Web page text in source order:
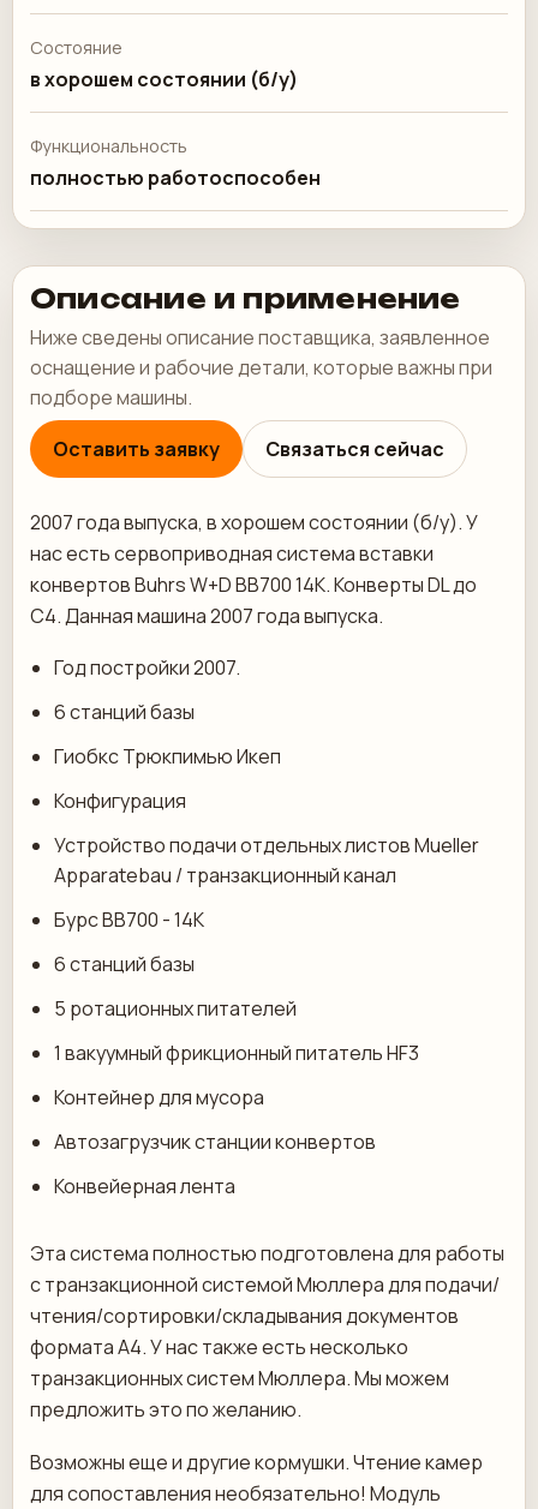
Состояние
в хорошем состоянии (б/у)
Функциональность
полностью работоспособен
Описание и применение
Ниже сведены описание поставщика, заявленное
оснащение и рабочие детали, которые важны при
подборе машины.
Оставить заявку
Связаться сейчас
2007 года выпуска, в хорошем состоянии (б/у). У
нас есть сервоприводная система вставки
конвертов Buhrs W+D BB700 14K. Конверты DL до
C4. Данная машина 2007 года выпуска.
Год постройки 2007.
6 станций базы
Гиобкс Трюкпимью Икеп
Конфигурация
Устройство подачи отдельных листов Mueller
Apparatebau / транзакционный канал
Бурс BB700 - 14К
6 станций базы
5 ротационных питателей
1 вакуумный фрикционный питатель HF3
Контейнер для мусора
Автозагрузчик станции конвертов
Конвейерная лента
Эта система полностью подготовлена для работы
с транзакционной системой Мюллера для подачи/
чтения/сортировки/складывания документов
формата А4. У нас также есть несколько
транзакционных систем Мюллера. Мы можем
предложить это по желанию.
Возможны еще и другие кормушки. Чтение камер
для сопоставления необязательно! Модуль